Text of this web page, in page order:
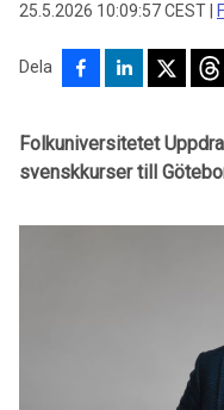
25.5.2026 10:09:57 CEST
Dela
Folkuniversitetet
svenskkurser till